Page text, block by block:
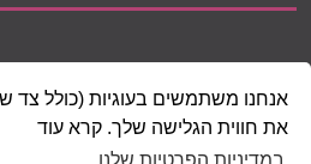
אנחנו משתמשים בעוגיות (כולל צד
את חווית הגלישה שלך. קרא עוד